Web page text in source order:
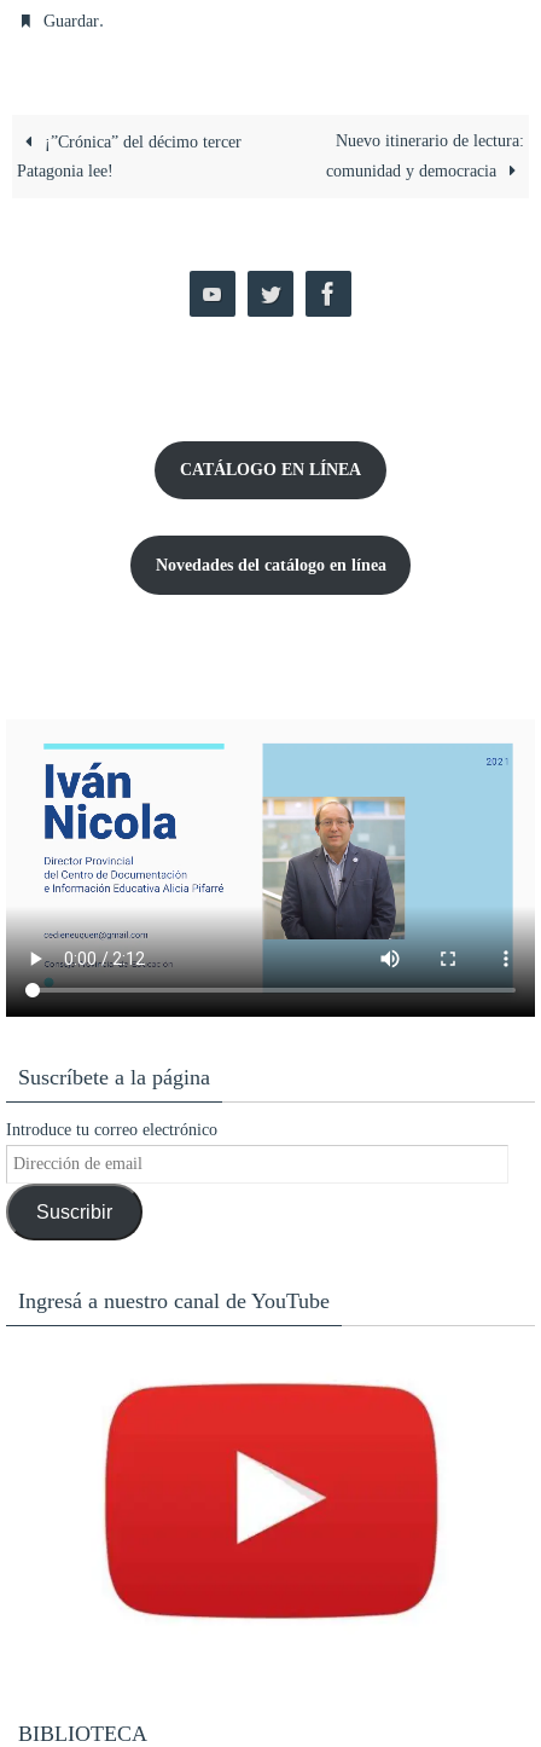
Guardar.
¡”Crónica” del décimo tercer
Patagonia lee!
Nuevo itinerario de lectura:
comunidad y democracia
CATÁLOGO EN LÍNEA
Novedades del catálogo en línea
Suscríbete a la página
Introduce tu correo electrónico
Dirección
de
emailSuscribir
Ingresá a nuestro canal de YouTube
BIBLIOTECA